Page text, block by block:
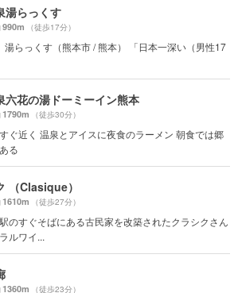
湯らっくす
990m （徒歩17分）
湯らっくす（熊本市 / 熊本） 「日本一深い（男性17
六花の湯ドーミーイン熊本
1790m （徒歩30分）
ぐ近く 温泉とアイスに夜食のラーメン 朝食では郷
る
（Clasique）
1610m （徒歩27分）
のすぐそばにある古民家を改築されたクラシクさん
ルワイ...
1360m （徒歩23分）